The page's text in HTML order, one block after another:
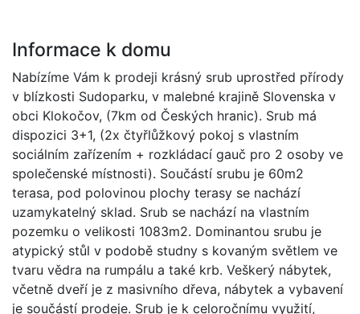
Informace k domu
Nabízíme Vám k prodeji krásný srub uprostřed přírody
v blízkosti Sudoparku, v malebné krajině Slovenska v
obci Klokočov, (7km od Českých hranic). Srub má
dispozici 3+1, (2x čtyřlůžkový pokoj s vlastním
sociálním zařízením + rozkládací gauč pro 2 osoby ve
společenské místnosti). Součástí srubu je 60m2
terasa, pod polovinou plochy terasy se nachází
uzamykatelný sklad. Srub se nachází na vlastním
pozemku o velikosti 1083m2. Dominantou srubu je
atypický stůl v podobě studny s kovaným světlem ve
tvaru vědra na rumpálu a také krb. Veškerý nábytek,
včetně dveří je z masivního dřeva, nábytek a vybavení
je součástí prodeje. Srub je k celoročnímu využití,